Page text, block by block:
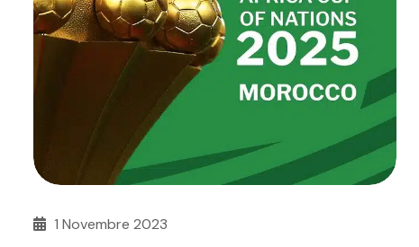
1 Novembre 2023